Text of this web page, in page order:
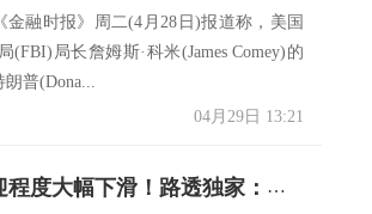
融时报》周二(4月28日)报道称，美国
局长詹姆斯·科米(James Comey)的
普(Dona...
04月29日 13:21
伊朗战争后特朗普受欢迎程度大幅下滑！路透独家：特朗普支持率降至新低